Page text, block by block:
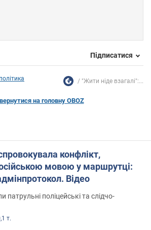
Підписатися
"Жити ніде взагалі":...
на головну OBOZ
конфлікт,
мовою у маршрутці:
Відео
патрульні поліцейські та слідчо-
т.